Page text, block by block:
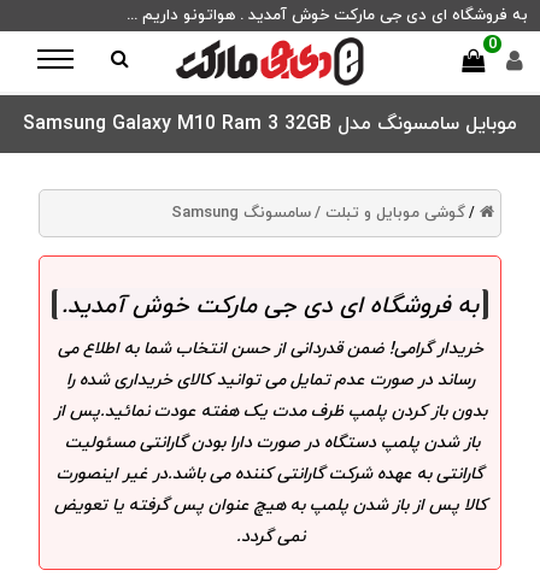
به فروشگاه ای دی جی مارکت خوش آمدید . هواتونو داریم ...
0
موبایل سامسونگ مدل Samsung Galaxy M10 Ram 3 32GB
/گوشی موبایل و تبلت /سامسونگ Samsung
به فروشگاه ای دی جی مارکت خوش آمدید.
خریدار گرامی! ضمن قدردانی از حسن انتخاب شما به اطلاع می
رساند در صورت عدم تمایل می توانید کالای خریداری شده را
بدون باز کردن پلمپ ظرف مدت یک هفته عودت نمائید.پس از
باز شدن پلمپ دستگاه در صورت دارا بودن گارانتی مسئولیت
گارانتی به عهده شرکت گارانتی کننده می باشد.در غیر اینصورت
کالا پس از باز شدن پلمپ به هیچ عنوان پس گرفته یا تعویض
نمی گردد.